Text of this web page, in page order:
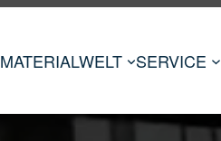
MATERIALWELT SERVICE